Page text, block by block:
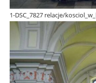
1-DSC_7827 relacje/